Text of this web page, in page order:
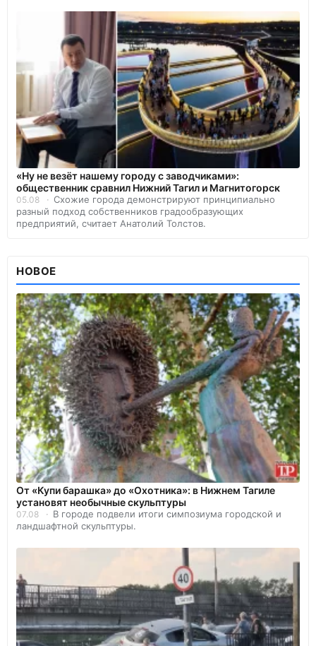
«Ну не везёт нашему городу с заводчиками»:
общественник сравнил Нижний Тагил и Магнитогорск
05.08
Схожие города демонстрируют принципиально
разный подход собственников градообразующих
предприятий, считает Анатолий Толстов.
НОВОЕ
От «Купи барашка» до «Охотника»: в Нижнем Тагиле
установят необычные скульптуры
07.08
В городе подвели итоги симпозиума городской и
ландшафтной скульптуры.